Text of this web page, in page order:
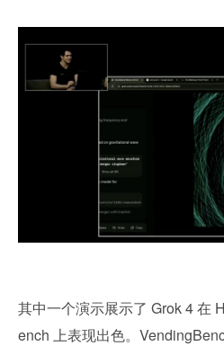
其中一个演示展示了 Grok 4 在
ench 上表现出色。